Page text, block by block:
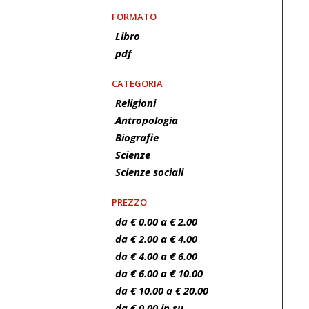
FORMATO
Libro
pdf
CATEGORIA
Religioni
Antropologia
Biografie
Scienze
Scienze sociali
PREZZO
da € 0.00 a € 2.00
da € 2.00 a € 4.00
da € 4.00 a € 6.00
da € 6.00 a € 10.00
da € 10.00 a € 20.00